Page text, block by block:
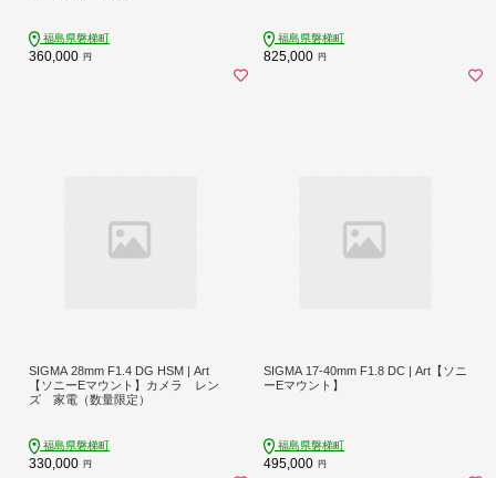
福島県磐梯町
360,000 円
福島県磐梯町
825,000 円
SIGMA 28mm F1.4 DG HSM | Art
【ソニーEマウント】カメラ レン
ズ 家電（数量限定）
福島県磐梯町
330,000 円
SIGMA 17-40mm F1.8 DC | Art【ソニ
ーEマウント】
福島県磐梯町
495,000 円